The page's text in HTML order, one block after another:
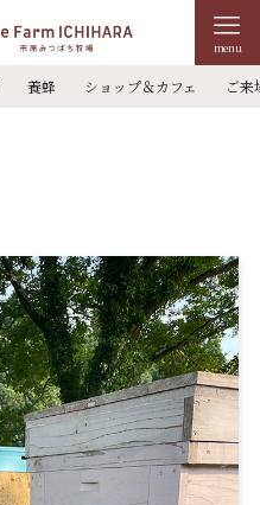
menu
養蜂 ショップ＆カフェ ご来